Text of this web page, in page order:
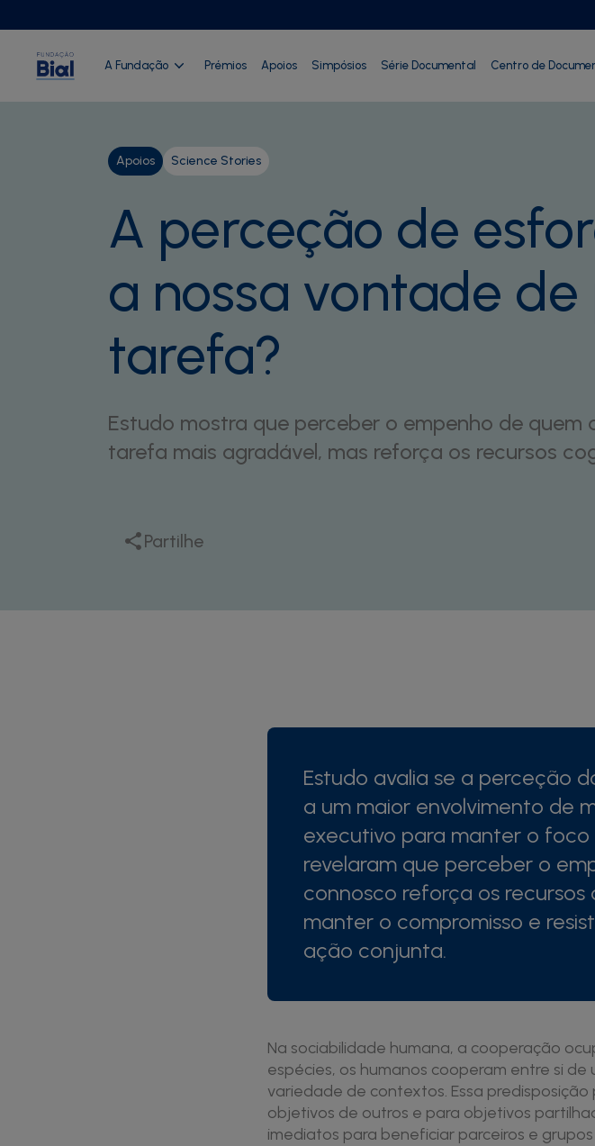
A Fundação Prémios Apoios Simpósios Série Documental Centro de
Apoios
Science Stories
A perceção de
a nossa vontade
tarefa?
Estudo mostra que perceber o empenho de
tarefa mais agradável, mas reforça os recursos
Partilhe
Estudo avalia se a perceção
a um maior envolvimento de
executivo para manter o
revelaram que perceber o
connosco reforça os
manter o compromisso e
ação conjunta.
Na sociabilidade humana, a cooperação
espécies, os humanos cooperam entre si
variedade de contextos. Essa
objetivos de outros e para objetivos
imediatos para beneficiar parceiros e grupos